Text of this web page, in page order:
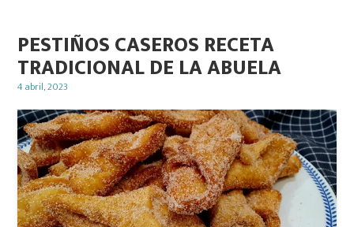
PESTIÑOS CASEROS RECETA
TRADICIONAL DE LA ABUELA
Posted
4 abril, 2023